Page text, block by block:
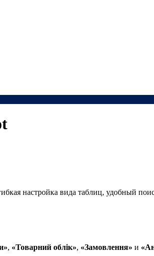
настройка вида таблиц, удобный
, «Товарний облік», «Замовлення» и